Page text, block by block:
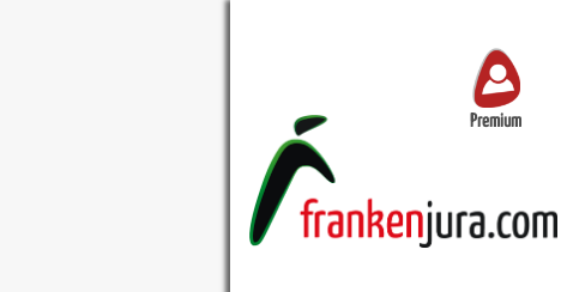
Premium